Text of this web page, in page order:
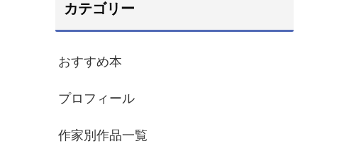
カテゴリー
おすすめ本
プロフィール
作家別作品一覧